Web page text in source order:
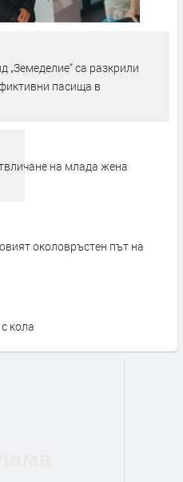
са разкрили
пасища в
на млада жена
околовръстен път на
кола